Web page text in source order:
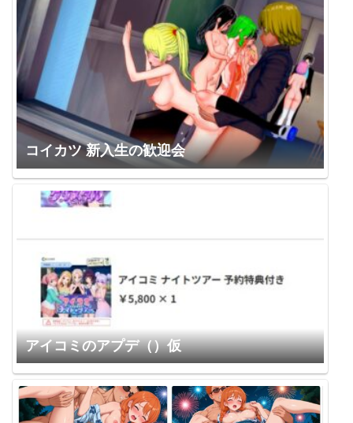
コイカツ 新入生の歓迎会
アイコミのアプデ（）仮